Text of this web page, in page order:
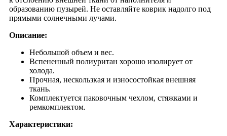
образованию пузырей. Не оставляйте коврик надолго под
прямыми солнечными лучами.
Описание:
Небольшой объем и вес.
Вспененный полиуритан хорошо изолирует от
холода.
Прочная, нескользкая и износостойкая внешняя
ткань.
Комплектуется паковочным чехлом, стяжками и
ремкомплектом.
Характеристики: